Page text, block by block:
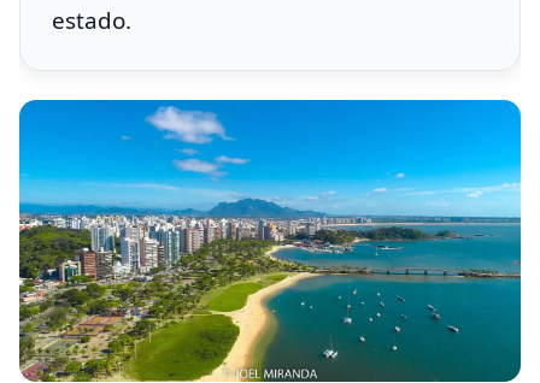
estado.